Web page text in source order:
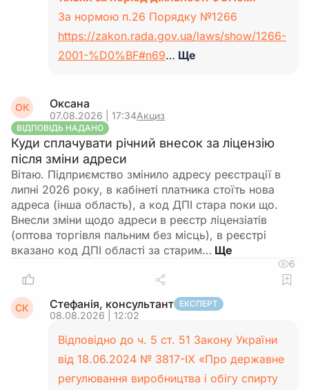
За нормою п.26 Порядку №1266
https://zakon.rada.gov.ua/laws/show/1266-
2001-%D0%BF#n69… Ще
ОК Оксана
07.08.2026 | 17:34Акциз
ВІДПОВІДЬ НАДАНО
Куди сплачувати річний внесок за ліцензію
після зміни адреси
Вітаю. Підприємство змінило адресу реєстрації в
липні 2026 року, в кабінеті платника стоїть нова
адреса (інша область), а код ДПІ стара поки що.
Внесли зміни щодо адреси в реєстр ліцензіатів
(оптова торгівля пальним без місць), в реєстрі
вказано код ДПІ області за старим…
6
СК Стефанія, консультант ЕКСПЕРТ
08.08.2026 | 12:02
Відповідно до ч. 5 ст. 51 Закону України
від 18.06.2024 № 3817-IX «Про державне
регулювання виробництва і обігу спирту